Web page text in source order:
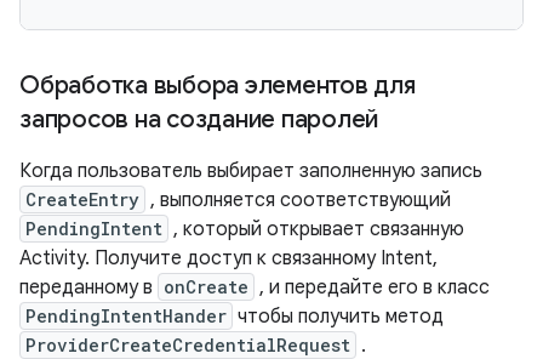
Обработка выбора элементов для
запросов на создание паролей
Когда пользователь выбирает заполненную запись
CreateEntry , выполняется соответствующий
PendingIntent , который открывает связанную
Activity. Получите доступ к связанному Intent,
переданному в onCreate , и передайте его в класс
PendingIntentHander чтобы получить метод
ProviderCreateCredentialRequest .